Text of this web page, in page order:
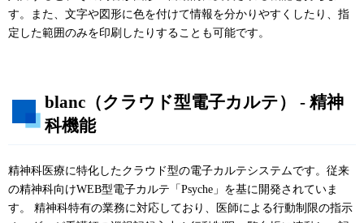
す。また、文字や図形に色を付けて情報を分かりやすくしたり、指
定した範囲のみを印刷したりすることも可能です。
blanc（クラウド型電子カルテ） - 精神
科機能
精神科医療に特化したクラウド型の電子カルテシステムです。従来
の精神科向けWEB型電子カルテ「Psyche」を基に開発されていま
す。 精神科特有の業務に対応しており、医師による行動制限の指示